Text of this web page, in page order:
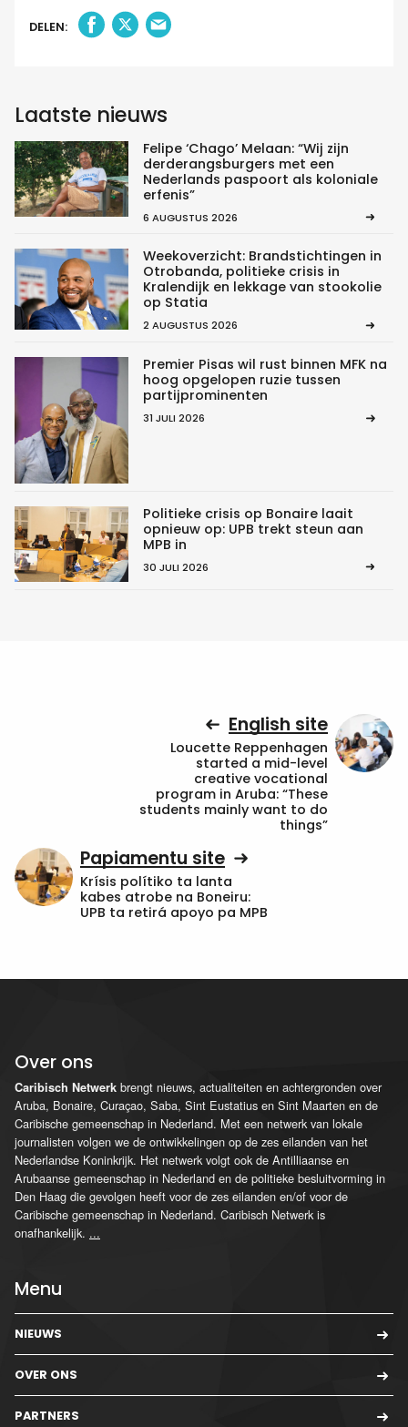
DELEN:
Laatste nieuws
Felipe ‘Chago’ Melaan: “Wij zijn
derderangsburgers met een
Nederlands paspoort als koloniale
erfenis”
6 AUGUSTUS 2026
Weekoverzicht: Brandstichtingen in
Otrobanda, politieke crisis in
Kralendijk en lekkage van stookolie
op Statia
2 AUGUSTUS 2026
Premier Pisas wil rust binnen MFK na
hoog opgelopen ruzie tussen
partijprominenten
31 JULI 2026
Politieke crisis op Bonaire laait
opnieuw op: UPB trekt steun aan
MPB in
30 JULI 2026
English site
Loucette Reppenhagen
started a mid-level
creative vocational
program in Aruba: “These
students mainly want to do
things”
Papiamentu site
Krísis polítiko ta lanta
kabes atrobe na Boneiru:
UPB ta retirá apoyo pa MPB
Over ons
Caribisch Netwerk brengt nieuws, actualiteiten en achtergronden over
Aruba, Bonaire, Curaçao, Saba, Sint Eustatius en Sint Maarten en de
Caribische gemeenschap in Nederland. Met een netwerk van lokale
journalisten volgen we de ontwikkelingen op de zes eilanden van het
Nederlandse Koninkrijk. Het netwerk volgt ook de Antilliaanse en
Arubaanse gemeenschap in Nederland en de politieke besluitvorming in
Den Haag die gevolgen heeft voor de zes eilanden en/of voor de
Caribische gemeenschap in Nederland. Caribisch Netwerk is
onafhankelijk. ...
Menu
NIEUWS
OVER ONS
PARTNERS